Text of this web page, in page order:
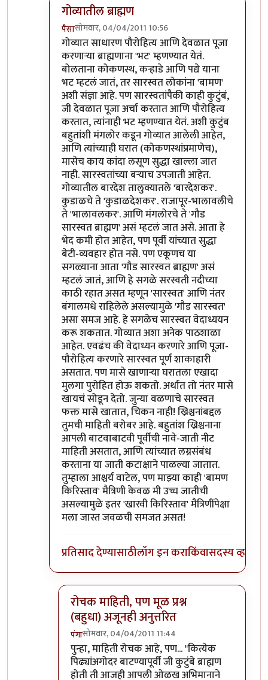
गोव्यातील ब्राह्मण
पैसासोमवार, 04/04/2011 10:56
In reply toआभार, पण...byपंगा
गोव्यात साधारण पौरोहित्य आणि देवळात पूजा
करणार्‍या ब्राह्मणाना 'भट' म्हणण्यात येतं.
बोलताना कोकणस्थ, कर्‍हाडे आणि पद्ये याना
भट म्हटलं जातं, तर सारस्वत लोकांना 'बामण'
अशी संज्ञा आहे. पण सारस्वतांपैकी काही कुटुंबं,
जी देवळात पूजा अर्चा करतात आणि पौरोहित्य
करतात, त्यांनाही भट म्हणण्यात येतं. अशी कुटुंब
बहुतांशी मंगलोर कडून गोव्यात आलेली आहेत,
आणि त्यांच्याही घरात (कोकणस्थांप्रमाणेच),
मासेच काय कांदा लसूण सुद्धा खाल्ला जात
नाही. सारस्वतांच्या बर्‍याच उपजाती आहेत.
गोव्यातील बारदेश तालुक्यातले 'बारदेशकर'.
कुडाळचे ते 'कुडाळदेशकर'. राजापूर-भालावलीचे
ते 'भालावलकर'. आणि मंगलोरचे ते 'गौड
सारस्वत ब्राह्मण' असं म्हटलं जात असे. आता हे
भेद कमी होत आहेत, पण पूर्वी यांच्यात सुद्धा
बेटी-व्यवहार होत नसे. पण एकूणच या
सगळ्याना आता 'गौड सारस्वत ब्राह्मण' असं
म्हटलं जातं, आणि हे सगळे सरस्वती नदीच्या
काठी रहात असत म्हणून 'सारस्वत' आणि नंतर
बंगालमधे राहिलेले असल्यामुळे 'गौड सारस्वत'
असा समज आहे. हे सगळेच सारस्वत वेदाध्ययन
करू शकतात. गोव्यात अशा अनेक पाठशाळा
आहेत. एवढंच की वेदाध्यन करणारे आणि पूजा-
पौरोहित्य करणारे सारस्वत पूर्ण शाकाहारी
असतात. पण मासे खाणार्‍या घरातला एखादा
मुलगा पुरोहित होऊ शकतो. अर्थात तो नंतर मासे
खायचं सोडून देतो. जुन्या वळणाचे सारस्वत
फक्त मासे खातात, चिकन नाही! ख्रिश्चनांबद्दल
तुमची माहिती बरोबर आहे. बहुतांश ख्रिश्चनाना
आपली बाटवाबाटवी पूर्वीची नावे-जाती नीट
माहिती असतात, आणि त्यांच्यात लग्नसंबंध
करताना या जाती कटाक्षाने पाळल्या जातात.
तुम्हाला आश्चर्य वाटेल, पण माझ्या काही 'बामण
किरिस्ताव' मैत्रिणी केवळ मी उच्च जातीची
असल्यामुळे इतर 'खारवी किरिस्ताव' मैत्रिणींपेक्षा
मला जास्त जवळची समजत असत!
प्रतिसाद देण्यासाठीलॉग इन कराकिंवासदस्य व्हा
रोचक माहिती, पण मूळ प्रश्न
(बहुधा) अजूनही अनुत्तरित
पंगासोमवार, 04/04/2011 11:44
In reply toगोव्यातील ब्राह्मणbyपैसा
पुन्हा, माहिती रोचक आहे, पण... "कित्येक
पिढ्यांअगोदर बाटण्यापूर्वी जी कुटुंबे ब्राह्मण
होती ती आजही आपली ओळख अभिमानाने